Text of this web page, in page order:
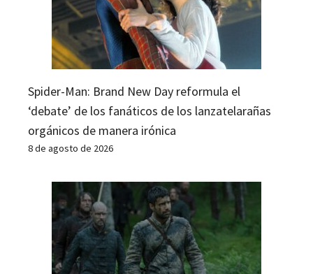
Spider-Man: Brand New Day reformula el
‘debate’ de los fanáticos de los lanzatelarañas
orgánicos de manera irónica
8 de agosto de 2026